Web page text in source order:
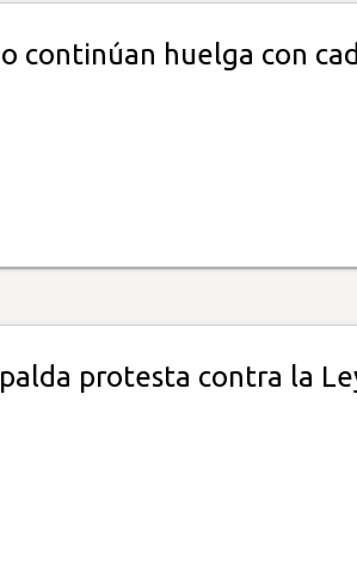
continúan huelga con
protesta contra la